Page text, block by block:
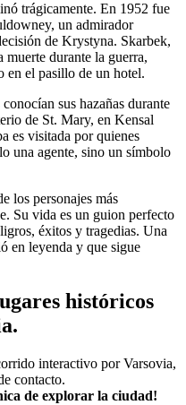
trágicamente. En 1952 fue
un admirador
de Krystyna. Skarbek,
muerte durante la guerra,
en el pasillo de un hotel.
sus hazañas durante
de St. Mary, en Kensal
es visitada por quienes
una agente, sino un símbolo
los personajes más
Su vida es un guion perfecto
éxitos y tragedias. Una
en leyenda y que sigue
históricos
interactivo por Varsovia,
contacto.
de explorar la ciudad!